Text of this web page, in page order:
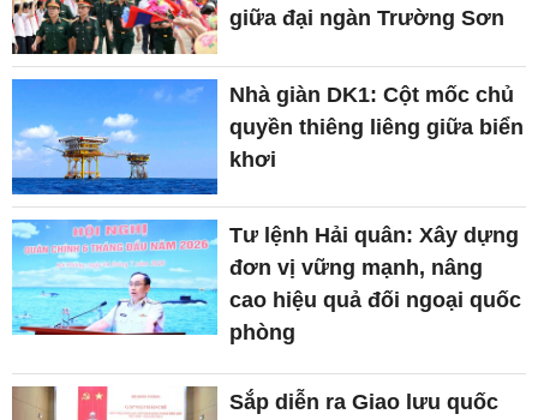
giữa đại ngàn Trường Sơn
Nhà giàn DK1: Cột mốc chủ
quyền thiêng liêng giữa biển
khơi
Tư lệnh Hải quân: Xây dựng
đơn vị vững mạnh, nâng
cao hiệu quả đối ngoại quốc
phòng
Sắp diễn ra Giao lưu quốc